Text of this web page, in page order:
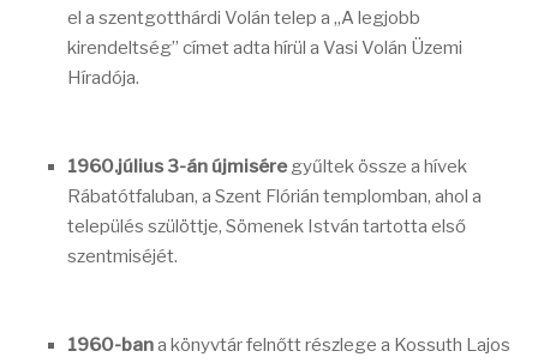
el a szentgotthárdi Volán telep a „A legjobb
kirendeltség” címet adta hírül a Vasi Volán Üzemi
Híradója.
1960.július 3-án újmiséregyűltek össze a hívek
Rábatótfaluban, a Szent Flórián templomban, ahol a
település szülöttje, Sömenek István tartotta első
szentmiséjét.
1960-bana könyvtár felnőtt részlege a Kossuth Lajos